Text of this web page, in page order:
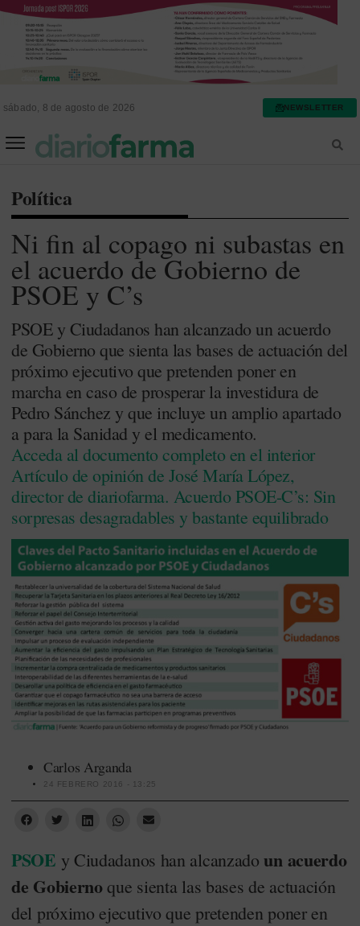
sábado, 8 de agosto de 2026 NEWSLETTER
Política
Ni fin al copago ni subastas en
el acuerdo de Gobierno de
PSOE y C’s
PSOE y Ciudadanos han alcanzado un acuerdo
de Gobierno que sienta las bases de actuación del
próximo ejecutivo que pretenden poner en
marcha en caso de prosperar la investidura de
Pedro Sánchez y que incluye un amplio apartado
a para la Sanidad y el medicamento.
Acceda al documento completo en el interior
Artículo de opinión de José María López,
director de diariofarma. Acuerdo PSOE-C’s: Sin
sorpresas desagradables y bastante equilibrado
Carlos Arganda
24 FEBRERO 2016 - 13:25
PSOE y Ciudadanos han alcanzadoun acuerdo
de Gobierno que sienta las bases de actuación
del próximo ejecutivo que pretenden poner en